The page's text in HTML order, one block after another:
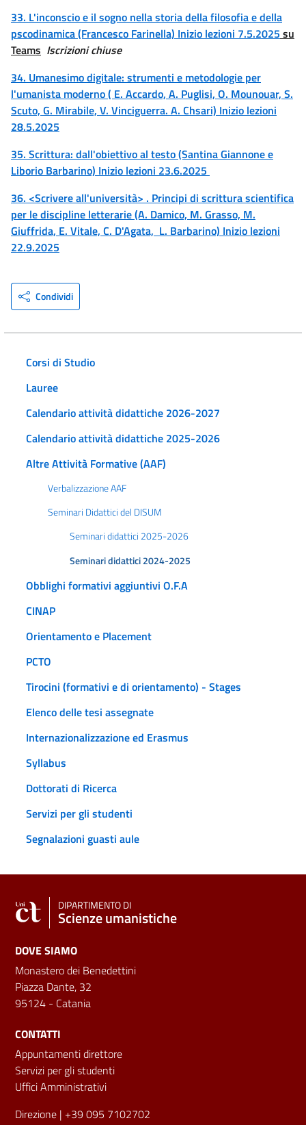
33. L'inconscio e il sogno nella storia della filosofia e della
pscodinamica (Francesco Farinella) Inizio lezioni 7.5.2025 su
Teams Iscrizioni chiuse
34. Umanesimo digitale: strumenti e metodologie per
l'umanista moderno ( E. Accardo, A. Puglisi, O. Mounouar, S.
Scuto, G. Mirabile, V. Vinciguerra. A. Chsari) Inizio lezioni
28.5.2025
35. Scrittura: dall'obiettivo al testo (Santina Giannone e
Liborio Barbarino) Inizio lezioni 23.6.2025
36. <Scrivere all'università> . Principi di scrittura scientifica
per le discipline letterarie (A. Damico, M. Grasso, M.
Giuffrida, E. Vitale, C. D'Agata, L. Barbarino) Inizio lezioni
22.9.2025
Condividi
Corsi di Studio
Lauree
Calendario attività didattiche 2026-2027
Calendario attività didattiche 2025-2026
Altre Attività Formative (AAF)
Verbalizzazione AAF
Seminari Didattici del DISUM
Seminari didattici 2025-2026
Seminari didattici 2024-2025
Obblighi formativi aggiuntivi O.F.A
CINAP
Orientamento e Placement
PCTO
Tirocini (formativi e di orientamento) - Stages
Elenco delle tesi assegnate
Internazionalizzazione ed Erasmus
Syllabus
Dottorati di Ricerca
Servizi per gli studenti
Segnalazioni guasti aule
DIPARTIMENTO DI
Scienze umanistiche
DOVE SIAMO
Monastero dei Benedettini
Piazza Dante, 32
95124 - Catania
CONTATTI
Appuntamenti direttore
Servizi per gli studenti
Uffici Amministrativi
Direzione | +39 095 7102702